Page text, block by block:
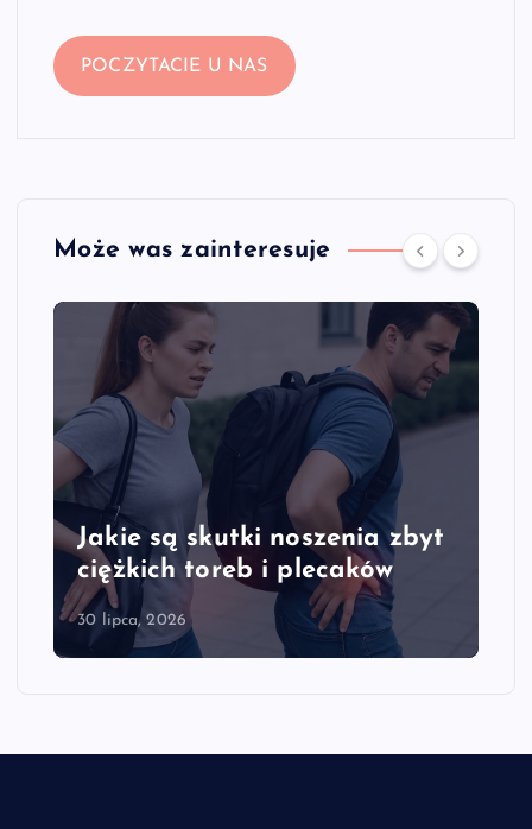
POCZYTACIE U NAS
Może was zainteresuje
Jakie są skutki noszenia zbyt
ciężkich toreb i plecaków
30 lipca, 2026